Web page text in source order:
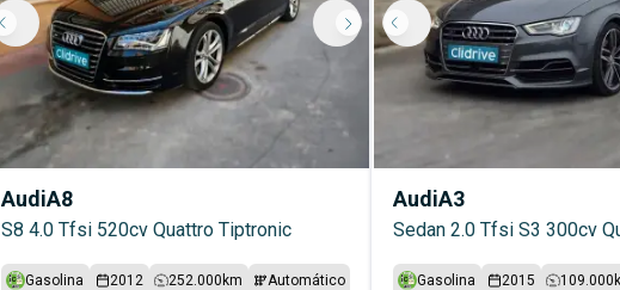
AudiA8
S8 4.0 Tfsi 520cv Quattro Tiptronic
Gasolina 2012 252.000 km Automático
AudiA3
Sedan 2.0 Tfsi S3 300cv
Gasolina 2015 109.000